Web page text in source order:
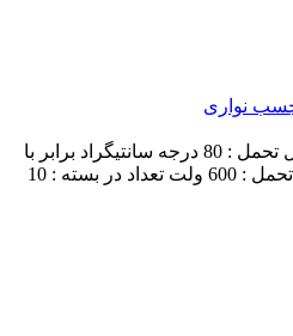
نواری
ضخامت : 0.13 میلیمتر دما قابل تحمل : 80 درجه سانتیگراد برابر با
176 درجه فارنهایت ولتاژ قابل تحمل : 600 ولت تعداد در بسته : 10